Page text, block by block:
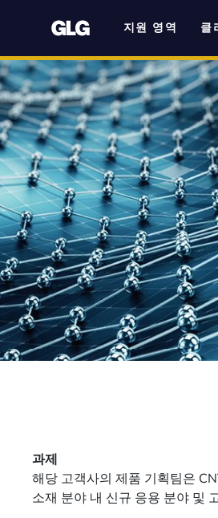
지원 영역 클
과제
해당 고객사의 제품 기획팀은
소재 분야 내 신규 응용 분야 및